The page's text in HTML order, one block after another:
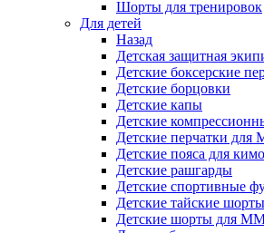
Шорты для тренировок
Для детей
Назад
Детская защитная
Детские боксерские
Детские борцовки
Детские капы
Детские
Детские перчатки
Детские пояса для
Детские рашгарды
Детские спортивные
Детские тайские шорты
Детские шорты для